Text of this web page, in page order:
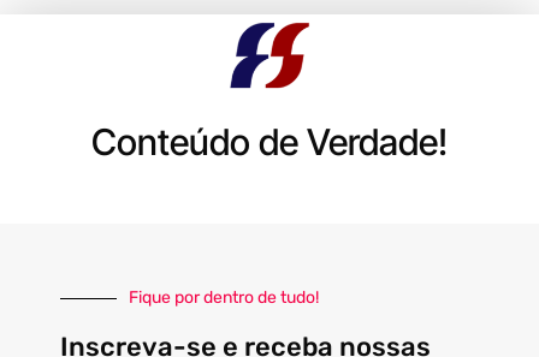
Conteúdo de Verdade!
Fique por dentro de tudo!
Inscreva-se e receba nossas